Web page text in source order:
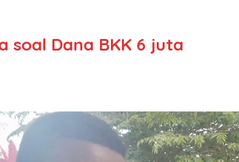
soal Dana BKK 6 juta